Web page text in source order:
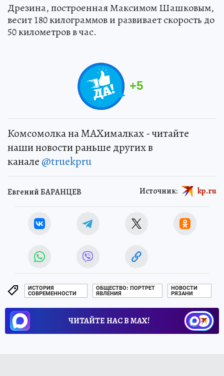
Дрезина, построенная Максимом Шашковым,
весит 180 килограммов и развивает скорость до
50 километров в час.
+5
Комсомолка на MAXималках - читайте
наши новости раньше других в
канале @truekpru
Евгений БАРАНЦЕВ Источник: kp.ru
ИСТОРИЯ
СОВРЕМЕННОСТИ
ОБЩЕСТВО: ПОРТРЕТ
ЯВЛЕНИЯ
НОВОСТИ
РЯЗАНИ
ЧИТАЙТЕ НАС В МАХ!